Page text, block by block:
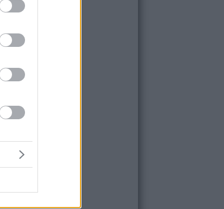
Απέκτησε τον πρωταθλητή